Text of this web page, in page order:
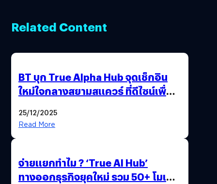
Related Content
BT บุก True Alpha Hub จุดเช็กอิน
ใหม่ใจกลางสยามสแควร์ ที่ดีไซน์เพื่อ
25/12/2025
Read More
จ่ายแยกทำไม ? ‘True AI Hub’
ทางออกธุรกิจยุคใหม่ รวม 50+ โมเดล